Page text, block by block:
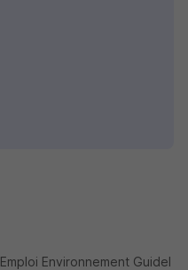
Emploi Environnement Guidel